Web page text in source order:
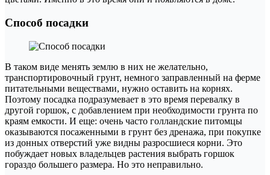
Способ посадки
В таком виде менять землю в них не желательно,
транспортировочный грунт, немного заправленный на ферме
питательными веществами, нужно оставить на корнях.
Поэтому посадка подразумевает в это время перевалку в
другой горшок, с добавлением при необходимости грунта по
краям емкости. И еще: очень часто голландские питомцы
оказываются посаженными в грунт без дренажа, при покупке
из донных отверстий уже видны разросшиеся корни. Это
побуждает новых владельцев растения выбрать горшок
гораздо большего размера. Но это неправильно.